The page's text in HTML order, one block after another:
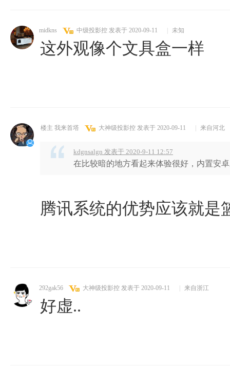
midkns 中级投影控 发表于 2020-09-11 未知
这外观像个文具盒一样
楼主 我来首塔 大神级投影控 发表于 2020-09-11 来自河北
kdgnsalgn 发表于 2020-9-11 12:57
在比较暗的地方看起来体验很好，内置安
腾讯系统的优势应该就是
292gak56 大神级投影控 发表于 2020-09-11 来自浙江
好虚..